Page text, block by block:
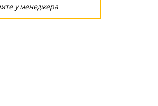
у менеджера